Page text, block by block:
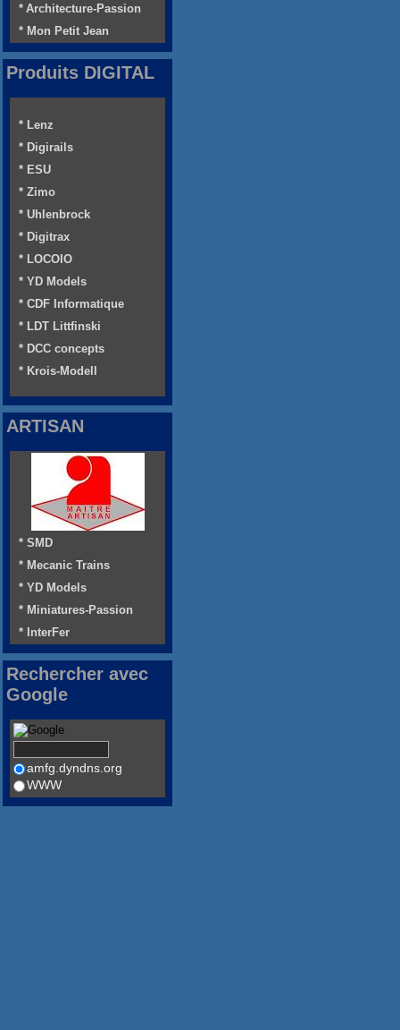
* Architecture-Passion
* Mon Petit Jean
Produits DIGITAL
* Lenz
* Digirails
* ESU
* Zimo
* Uhlenbrock
* Digitrax
* LOCOIO
* YD Models
* CDF Informatique
* LDT Littfinski
* DCC concepts
* Krois-Modell
ARTISAN
* SMD
* Mecanic Trains
* YD Models
* Miniatures-Passion
* InterFer
Rechercher avec
Google
amfg.dyndns.org
WWW